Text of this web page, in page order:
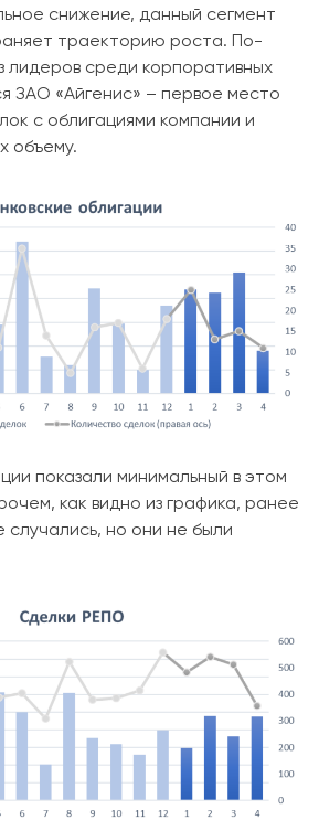
снижение, данный сегмент
траекторию роста. По-
лидеров среди корпоративных
ЗАО «Айгенис» – первое место
с облигациями компании и
объему.
показали минимальный в этом
как видно из графика, ранее
но они не были